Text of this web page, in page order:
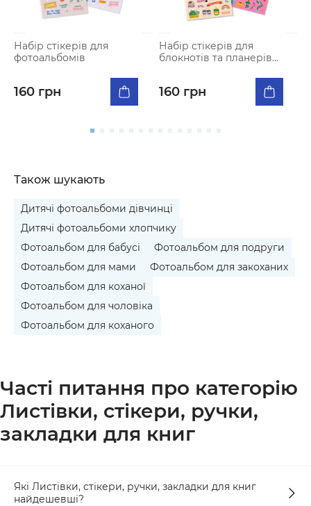
Набір стікерів для
фотоальбомiв
160 грн
Набір стікерів для
блокнотів та планерів
160 грн
Також шукають
Дитячі фотоальбоми дівчинці
Дитячі фотоальбоми хлопчику
Фотоальбом для бабусі
Фотоальбом для подруги
Фотоальбом для мами
Фотоальбом для закоханих
Фотоальбом для коханої
Фотоальбом для чоловіка
Фотоальбом для коханого
Часті питання про категорію
Листівки, стікери, ручки,
закладки для книг
Які Листівки, стікери, ручки, закладки для книг
найдешевші?